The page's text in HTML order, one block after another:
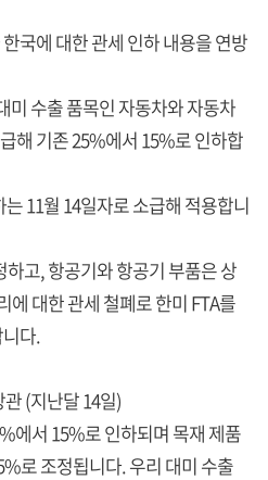
국에 대한 관세 인하 내용을 연방
미 수출 품목인 자동차와 자동차
해 기존 25%에서 15%로 인하합
11월 14일자로 소급해 적용합니
고, 항공기와 항공기 부품은 상
에 대한 관세 철폐로 한미 FTA를
다.
(지난달 14일)
에서 15%로 인하되며 목재 제품
로 조정됩니다. 우리 대미 수출